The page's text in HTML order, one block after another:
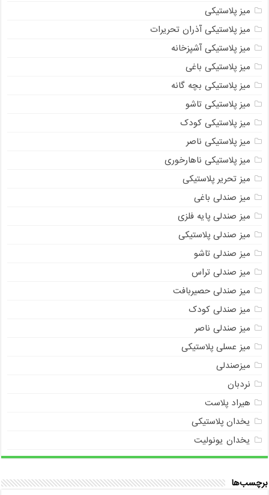
میز پلاستیکی
میز پلاستیکی آذران تحریرات
میز پلاستیکی آشپزخانه
میز پلاستیکی باغی
میز پلاستیکی بچه گانه
میز پلاستیکی تاشو
میز پلاستیکی کودک
میز پلاستیکی ناصر
میز پلاستیکی ناهارخوری
میز تحریر پلاستیکی
میز صندلی باغی
میز صندلی پایه فلزی
میز صندلی پلاستیکی
میز صندلی تاشو
میز صندلی تراس
میز صندلی حصیربافت
میز صندلی کودک
میز صندلی ناصر
میز عسلی پلاستیکی
میزصندلی
نردبان
هیراد پلاست
یخدان پلاستیکی
یخدان یونولیت
برچسب‌ها